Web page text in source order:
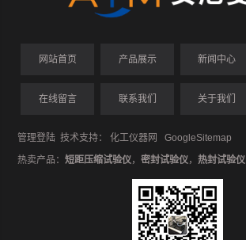
网站首页 产品展示 新闻中心
在线留言 联系我们 关于我们
管理登陆 技术支持：化工仪器网
GoogleSitemap
热卖产品：短距压缩试验仪，密封试验仪，热封试验仪